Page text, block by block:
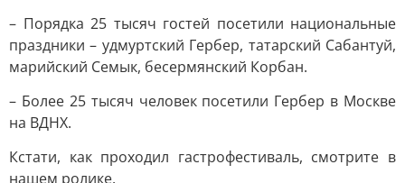
– Порядка 25 тысяч гостей посетили национальные
праздники – удмуртский Гербер, татарский Сабантуй,
марийский Семык, бесермянский Корбан.
– Более 25 тысяч человек посетили Гербер в Москве
на ВДНХ.
Кстати, как проходил гастрофестиваль, смотрите в
нашем ролике.